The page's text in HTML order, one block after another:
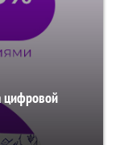
цифровой